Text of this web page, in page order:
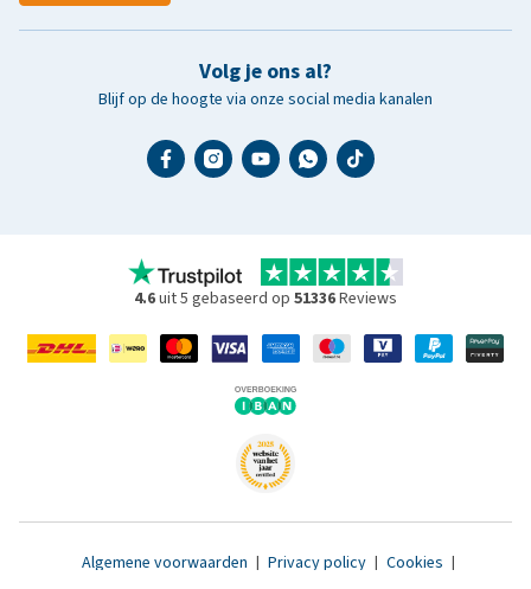
Volg je ons al?
Blijf op de hoogte via onze social media kanalen
4.6uit 5 gebaseerd op 51336Reviews
Algemene voorwaarden | Privacy policy | Cookies |